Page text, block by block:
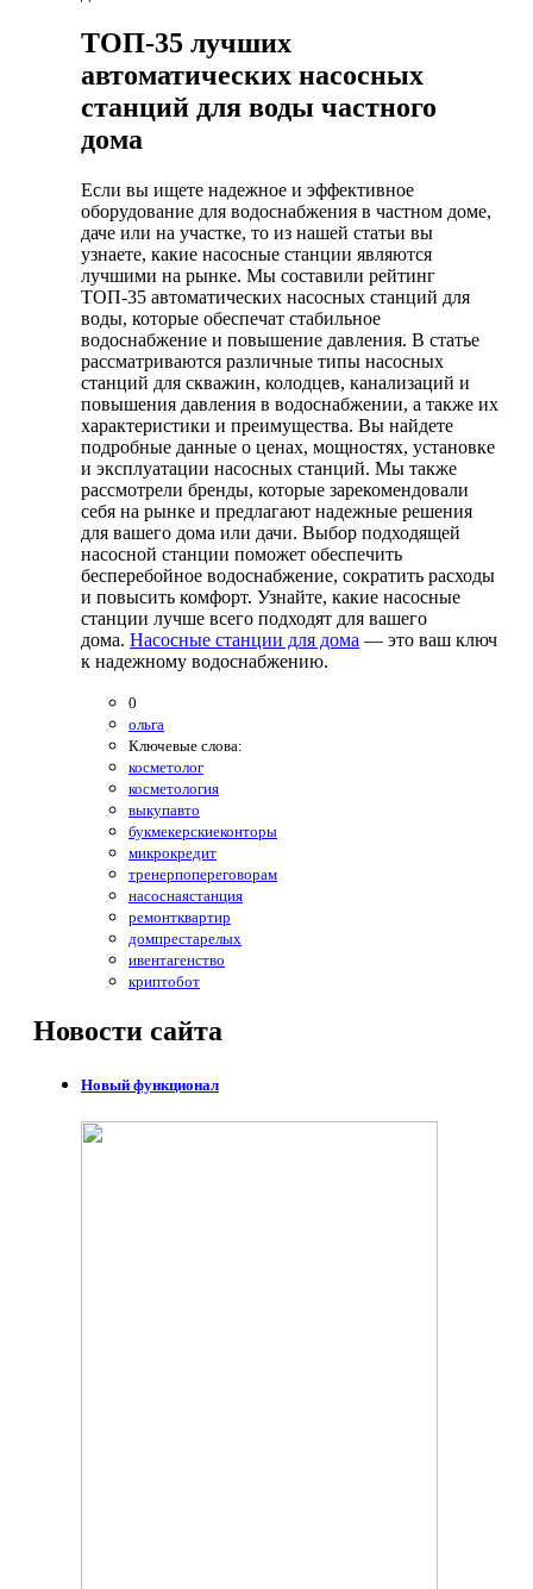
ТОП-35 лучших
автоматических насосных
станций для воды частного
дома
Если вы ищете надежное и эффективное
оборудование для водоснабжения в частном доме,
даче или на участке, то из нашей статьи вы
узнаете, какие насосные станции являются
лучшими на рынке. Мы составили рейтинг
ТОП-35 автоматических насосных станций для
воды, которые обеспечат стабильное
водоснабжение и повышение давления. В статье
рассматриваются различные типы насосных
станций для скважин, колодцев, канализаций и
повышения давления в водоснабжении, а также их
характеристики и преимущества. Вы найдете
подробные данные о ценах, мощностях, установке
и эксплуатации насосных станций. Мы также
рассмотрели бренды, которые зарекомендовали
себя на рынке и предлагают надежные решения
для вашего дома или дачи. Выбор подходящей
насосной станции поможет обеспечить
бесперебойное водоснабжение, сократить расходы
и повысить комфорт. Узнайте, какие насосные
станции лучше всего подходят для вашего
дома. Насосные станции для дома — это ваш ключ
к надежному водоснабжению.
0
ольга
Ключевые слова:
косметолог
косметология
выкупавто
букмекерскиеконторы
микрокредит
тренерпопереговорам
насоснаястанция
ремонтквартир
домпрестарелых
ивентагенство
криптобот
Новости сайта
Новый функционал